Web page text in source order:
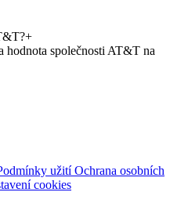
+
společnosti AT&T na
užitíOchrana osobních
cookies